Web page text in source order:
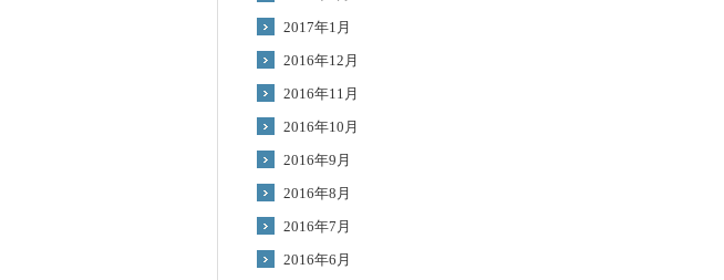
2017年1月
2016年12月
2016年11月
2016年10月
2016年9月
2016年8月
2016年7月
2016年6月